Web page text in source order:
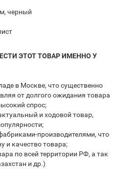
черный
ЭТОТ ТОВАР ИМЕННО У
в Москве, что существенно
от долгого ожидания товара
спрос;
и ходовой товар,
производителями, что
и качество товара;
по всей территории РФ, а так
и др.)